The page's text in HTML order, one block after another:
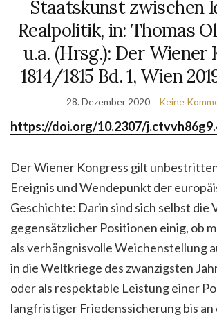
Staatskunst zwischen
Realpolitik, in: Thomas
u.a. (Hrsg.): Der Wiener
1814/1815 Bd. 1, Wien
28. Dezember 2020 Keine
https://doi.org/10.2307/
Der Wiener Kongress gilt
Ereignis und Wendepunkt der
Geschichte: Darin sind sich selbst die
gegensätzlicher Positionen einig, ob
als verhängnisvolle Weichenstellung
in die Weltkriege des zwanzigsten
oder als respektable Leistung einer
langfristiger Friedenssicherung bis an